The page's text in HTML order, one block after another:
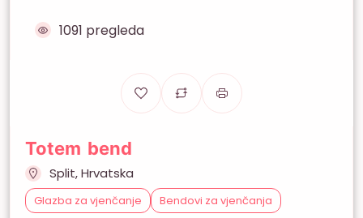
1091 pregleda
Totem bend
Split, Hrvatska
Glazba za vjenčanje Bendovi za vjenčanja